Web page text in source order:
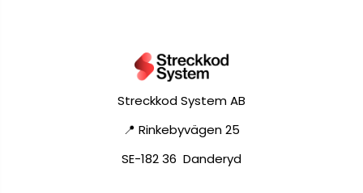
Streckkod System AB
📍 Rinkebyvägen 25
SE-182 36 Danderyd